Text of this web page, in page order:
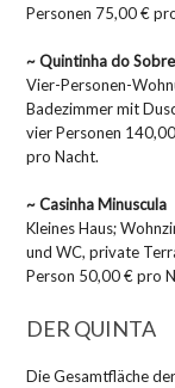
Personen 75,00 €
~ Quintinha do
Vier-Personen-
Badezimmer mit
vier Personen
pro Nacht.
~ Casinha Minuscula
Kleines Haus;
und WC, private
Person 50,00 € pro
DER QUINTA
Die Gesamtfläche